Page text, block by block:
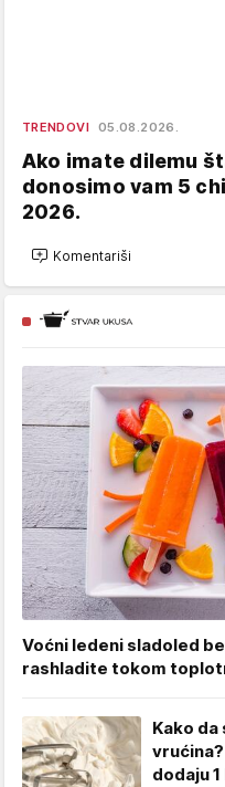
TRENDOVI 05.08.2026.
Ako imate dilemu
donosimo vam 5
2026.
Komentariši
Voćni ledeni sladoled
rashladite tokom
Kako
dodaju